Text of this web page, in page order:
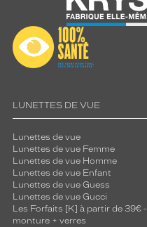
LUNETTES DE VUE
Lunettes de vue
Lunettes de vue Femme
Lunettes de vue Homme
Lunettes de vue Enfant
Lunettes de vue Guess
Lunettes de vue Gucci
Les Forfaits [K] à partir de 39€ -
monture + verres